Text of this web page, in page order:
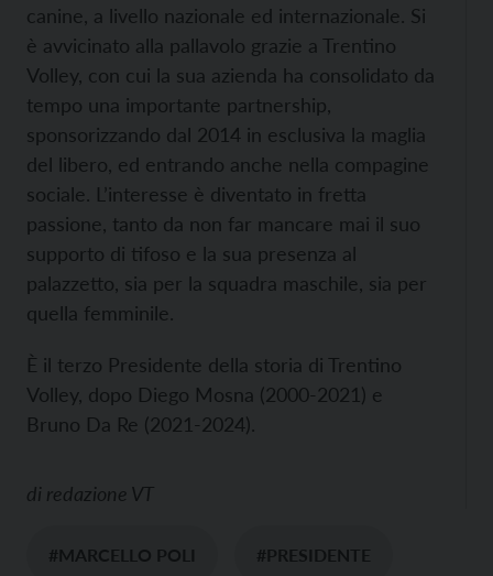
canine, a livello nazionale ed internazionale. Si
è avvicinato alla pallavolo grazie a Trentino
Volley, con cui la sua azienda ha consolidato da
tempo una importante partnership,
sponsorizzando dal 2014 in esclusiva la maglia
del libero, ed entrando anche nella compagine
sociale. L’interesse è diventato in fretta
passione, tanto da non far mancare mai il suo
supporto di tifoso e la sua presenza al
palazzetto, sia per la squadra maschile, sia per
quella femminile.
È il terzo Presidente della storia di Trentino
Volley, dopo Diego Mosna (2000-2021) e
Bruno Da Re (2021-2024).
di redazione VT
#MARCELLO POLI #PRESIDENTE